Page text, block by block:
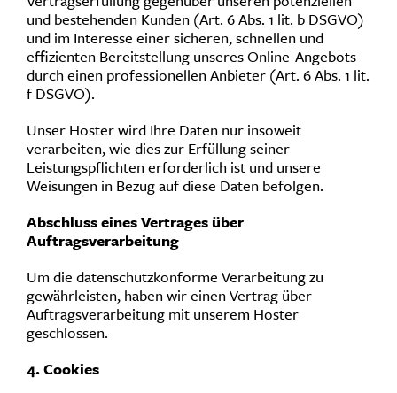
und bestehenden Kunden (Art. 6 Abs. 1 lit. b DSGVO)
und im Interesse einer sicheren, schnellen und
effizienten Bereitstellung unseres Online-Angebots
durch einen professionellen Anbieter (Art. 6 Abs. 1 lit.
f DSGVO).
Unser Hoster wird Ihre Daten nur insoweit
verarbeiten, wie dies zur Erfüllung seiner
Leistungspflichten erforderlich ist und unsere
Weisungen in Bezug auf diese Daten befolgen.
Abschluss eines Vertrages über
Auftragsverarbeitung
Um die datenschutzkonforme Verarbeitung zu
gewährleisten, haben wir einen Vertrag über
Auftragsverarbeitung mit unserem Hoster
geschlossen.
4. Cookies